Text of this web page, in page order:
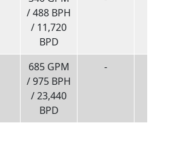
/ 488 BPH
/ 11,720
BPD
685 GPM
/ 975 BPH
/ 23,440
BPD
-